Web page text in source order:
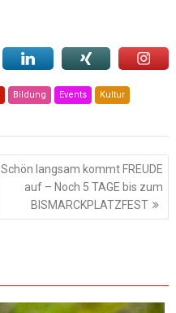
Bildung Events Kultur
Schön langsam kommt FREUDE
auf – Noch 5 TAGE bis zum
BISMARCKPLATZFEST